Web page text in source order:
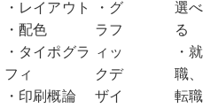
・レイアウト
・配色
・タイポグラ
フィ
・印刷概論
・グ
ラフ
ィッ
クデ
ザイ
選べ
る
・就
職、
転職